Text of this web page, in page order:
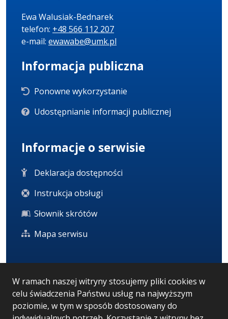
W ramach naszej witryny stosujemy pliki cookies w
celu świadczenia Państwu usług na najwyższym
poziomie, w tym w sposób dostosowany do
Ewa Walusiak-Bednarek
telefon: +48 566 112 207
e-mail: ewawabe@umk.pl
Informacja publiczna
Ponowne wykorzystanie
Udostępnianie informacji publicznej
Informacje o serwisie
Deklaracja dostępności
Instrukcja obsługi
Słownik skrótów
Mapa serwisu
Statystyki oglądalności
Ostatnio dodane